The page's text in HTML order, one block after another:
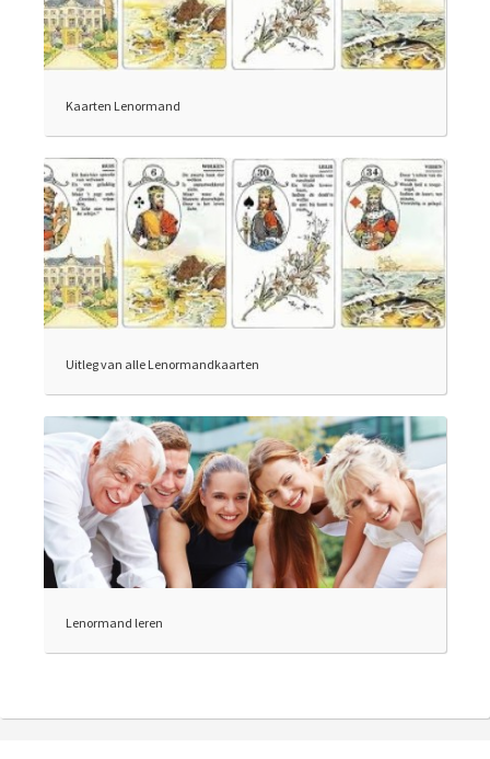
Kaarten Lenormand
Uitleg van alle Lenormandkaarten
Lenormand leren